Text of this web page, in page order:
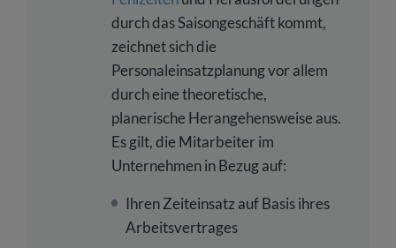
durch das Saisongeschäft kommt,
zeichnet sich die
Personaleinsatzplanung vor allem
durch eine theoretische,
planerische Herangehensweise aus.
Es gilt, die Mitarbeiter im
Unternehmen in Bezug auf:
Ihren Zeiteinsatz auf Basis ihres
Arbeitsvertrages